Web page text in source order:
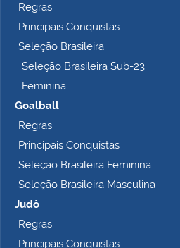
e
t
Regras
Principais Conquistas
Seleção Brasileira
Seleção Brasileira Sub-23
Feminina
Goalball
Regras
Principais Conquistas
Seleção Brasileira Feminina
Seleção Brasileira Masculina
Judô
Regras
Principais Conquistas